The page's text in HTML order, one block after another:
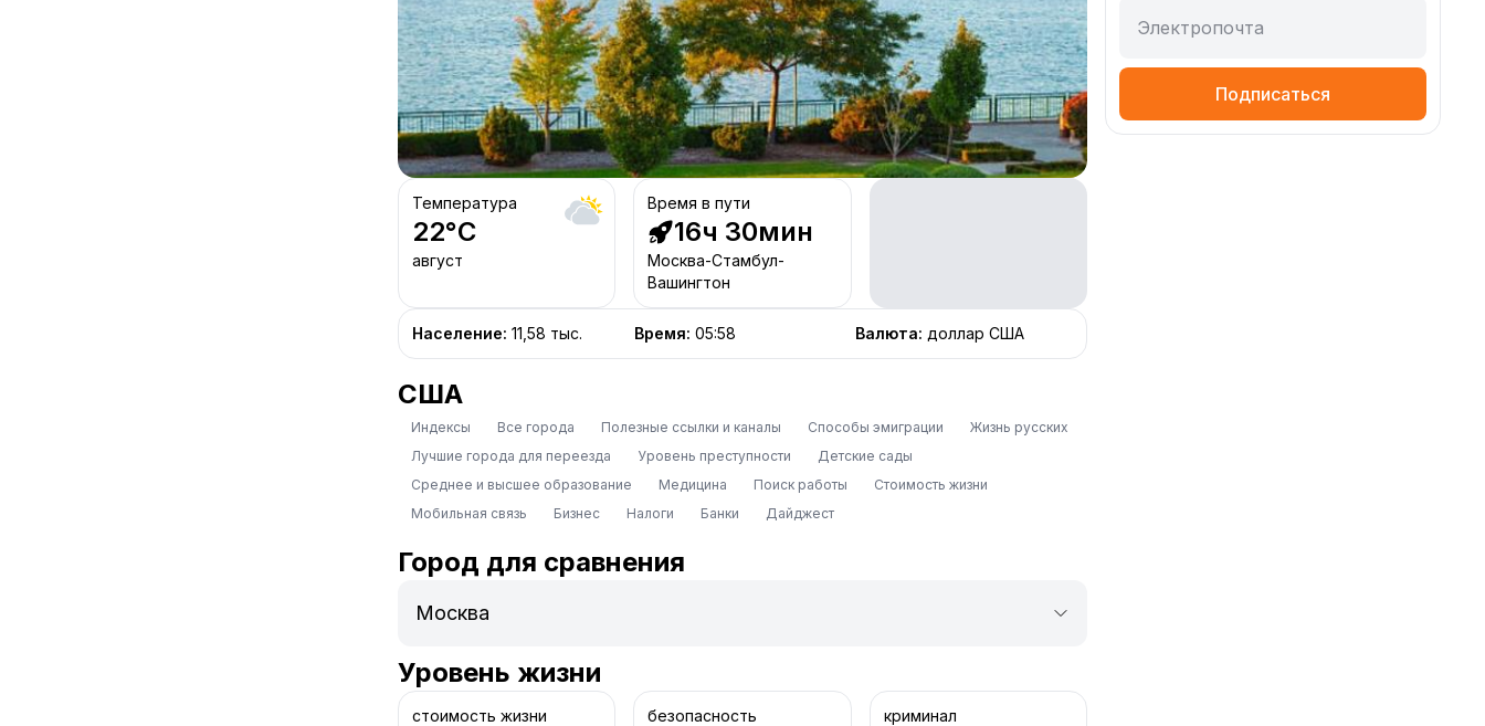
Температура
22°C
август
Время в пути
16ч 30мин
Москва-Стамбул-
Вашингтон
Население: 11,58 тыс. Время: 05:58 Валюта: доллар США
США
Индексы Все города Полезные ссылки и каналы Способы эмиграции
Жизнь русских
Лучшие города для переезда
Уровень преступности
Детские сады
Среднее и высшее образование
Медицина Поиск работы
Стоимость жизни
Мобильная связь
Бизнес Налоги Банки Дайджест
Город для сравнения
Уровень жизни
стоимость жизни безопасность криминал
Электропочта
Подписаться